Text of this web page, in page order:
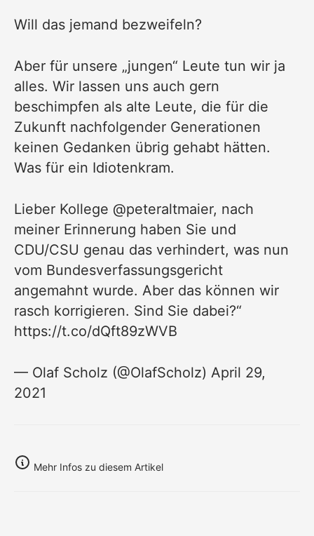
Will das jemand bezweifeln?
Aber für unsere „jungen“ Leute tun wir ja
alles. Wir lassen uns auch gern
beschimpfen als alte Leute, die für die
Zukunft nachfolgender Generationen
keinen Gedanken übrig gehabt hätten.
Was für ein Idiotenkram.
Lieber Kollege @peteraltmaier, nach
meiner Erinnerung haben Sie und
CDU/CSU genau das verhindert, was nun
vom Bundesverfassungsgericht
angemahnt wurde. Aber das können wir
rasch korrigieren. Sind Sie dabei?“
https://t.co/dQft89zWVB
— Olaf Scholz (@OlafScholz) April 29,
2021
Mehr Infos zu diesem Artikel